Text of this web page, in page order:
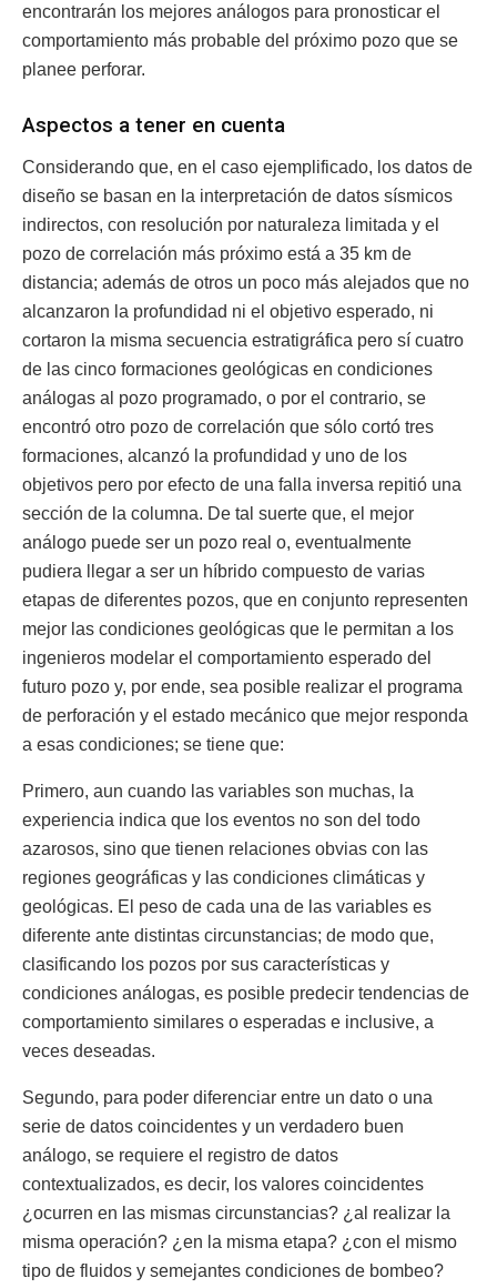
encontrarán los mejores análogos para pronosticar el
comportamiento más probable del próximo pozo que se
planee perforar.
Aspectos a tener en cuenta
Considerando que, en el caso ejemplificado, los datos de
diseño se basan en la interpretación de datos sísmicos
indirectos, con resolución por naturaleza limitada y el
pozo de correlación más próximo está a 35 km de
distancia; además de otros un poco más alejados que no
alcanzaron la profundidad ni el objetivo esperado, ni
cortaron la misma secuencia estratigráfica pero sí cuatro
de las cinco formaciones geológicas en condiciones
análogas al pozo programado, o por el contrario, se
encontró otro pozo de correlación que sólo cortó tres
formaciones, alcanzó la profundidad y uno de los
objetivos pero por efecto de una falla inversa repitió una
sección de la columna. De tal suerte que, el mejor
análogo puede ser un pozo real o, eventualmente
pudiera llegar a ser un híbrido compuesto de varias
etapas de diferentes pozos, que en conjunto representen
mejor las condiciones geológicas que le permitan a los
ingenieros modelar el comportamiento esperado del
futuro pozo y, por ende, sea posible realizar el programa
de perforación y el estado mecánico que mejor responda
a esas condiciones; se tiene que:
Primero, aun cuando las variables son muchas, la
experiencia indica que los eventos no son del todo
azarosos, sino que tienen relaciones obvias con las
regiones geográficas y las condiciones climáticas y
geológicas. El peso de cada una de las variables es
diferente ante distintas circunstancias; de modo que,
clasificando los pozos por sus características y
condiciones análogas, es posible predecir tendencias de
comportamiento similares o esperadas e inclusive, a
veces deseadas.
Segundo, para poder diferenciar entre un dato o una
serie de datos coincidentes y un verdadero buen
análogo, se requiere el registro de datos
contextualizados, es decir, los valores coincidentes
¿ocurren en las mismas circunstancias? ¿al realizar la
misma operación? ¿en la misma etapa? ¿con el mismo
tipo de fluidos y semejantes condiciones de bombeo?